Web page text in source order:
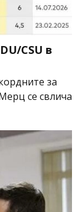
CSU в
за
се свлича